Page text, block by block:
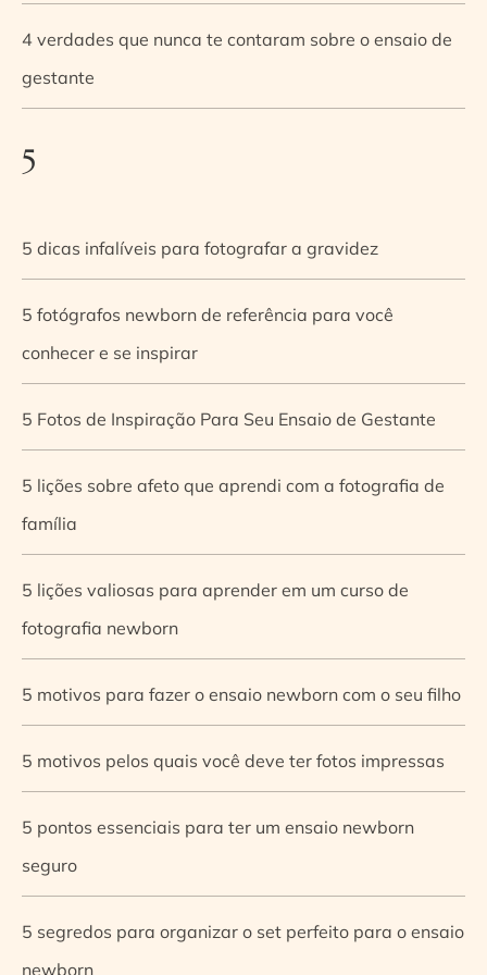
4 verdades que nunca te contaram sobre o ensaio de
gestante
5
5 dicas infalíveis para fotografar a gravidez
5 fotógrafos newborn de referência para você
conhecer e se inspirar
5 Fotos de Inspiração Para Seu Ensaio de Gestante
5 lições sobre afeto que aprendi com a fotografia de
família
5 lições valiosas para aprender em um curso de
fotografia newborn
5 motivos para fazer o ensaio newborn com o seu filho
5 motivos pelos quais você deve ter fotos impressas
5 pontos essenciais para ter um ensaio newborn
seguro
5 segredos para organizar o set perfeito para o ensaio
newborn